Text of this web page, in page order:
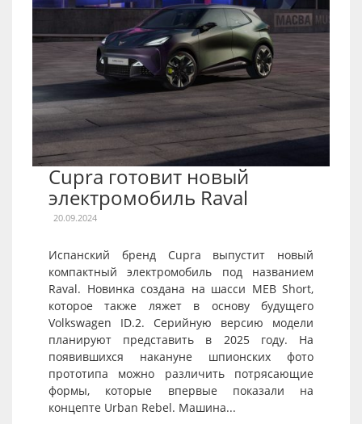
Cupra готовит новый
электромобиль Raval
20.09.2024
Испанский бренд Cupra выпустит новый
компактный электромобиль под названием
Raval. Новинка создана на шасси MEB Short,
которое также ляжет в основу будущего
Volkswagen ID.2. Серийную версию модели
планируют представить в 2025 году. На
появившихся накануне шпионских фото
прототипа можно различить потрясающие
формы, которые впервые показали на
концепте Urban Rebel. Машина...